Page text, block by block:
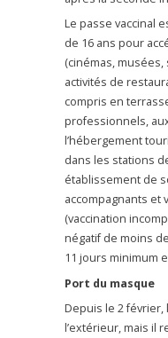
Le passe vaccinal
de 16 ans pour
(cinémas,
activités de
compris en
professionnels,
l’hébergement
dans les stations
établissement de
accompagnants et
(vaccination
négatif de moins
11 jours minimum
Port du masque
Depuis le 2 février,
l’extérieur, mais il